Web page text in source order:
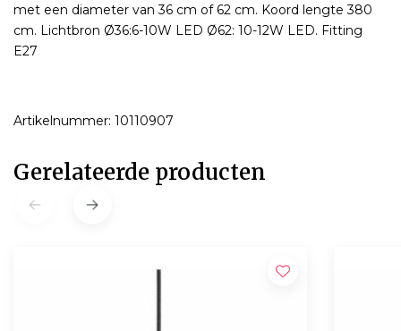
met een diameter van 36 cm of 62 cm. Koord lengte 380
cm. Lichtbron Ø36:6-10W LED Ø62: 10-12W LED. Fitting
E27
Artikelnummer: 10110907
Gerelateerde producten